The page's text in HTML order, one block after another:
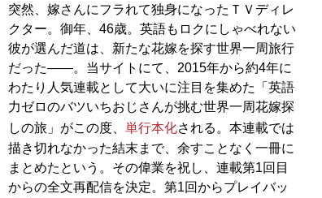
突然、嫁さんにフラれて独身になったＴＶディレ
クター。御年、46歳。英語もロクにしゃべれない
彼が選んだ道は、新たな花嫁を探す世界一周旅行
だった――。当サイトにて、2015年から約4年に
わたり人気連載として大いに注目を集めた「英語
力ゼロのバツいちおじさんが挑む世界一周花嫁探
しの旅」がこの度、 単行本化される。本連載では
描き切れなかった結末まで、余すことなく一冊に
まとめたという。その偉業を祝し、連載第1回目
からの全文再配信を決定。第1回からプレイバッ